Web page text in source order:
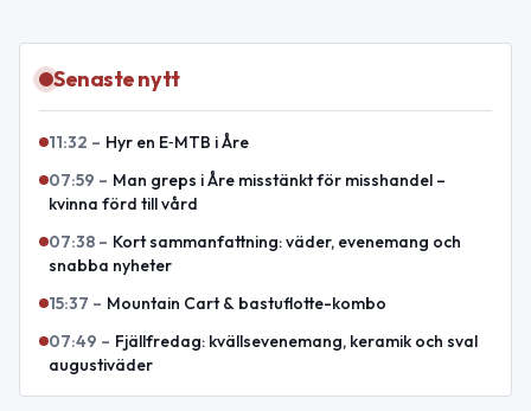
Senaste nytt
11:32 – Hyr en E‑MTB i Åre
07:59 – Man greps i Åre misstänkt för misshandel –
kvinna förd till vård
07:38 – Kort sammanfattning: väder, evenemang och
snabba nyheter
15:37 – Mountain Cart & bastuflotte-kombo
07:49 – Fjällfredag: kvällsevenemang, keramik och sval
augustiväder